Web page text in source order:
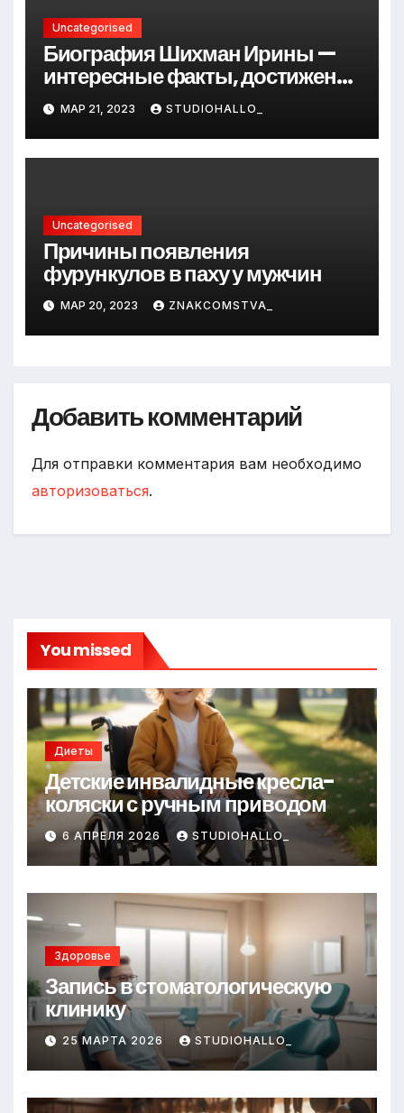
Uncategorised
Биография Шихман Ирины —
интересные факты, достижения
и путь к успеху
МАР 21, 2023 STUDIOHALLO_
Uncategorised
Причины появления
фурункулов в паху у мужчин
МАР 20, 2023 ZNAKCOMSTVA_
Добавить комментарий
Для отправки комментария вам необходимо
авторизоваться.
You missed
Диеты
Детские инвалидные кресла-
коляски с ручным приводом
6 АПРЕЛЯ 2026 STUDIOHALLO_
Здоровье
Запись в стоматологическую
клинику
25 МАРТА 2026 STUDIOHALLO_